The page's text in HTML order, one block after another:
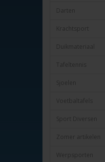
Darten
Krachtsport
Duikmateriaal
Tafeltennis
Sjoelen
Voetbaltafels
Sport Diversen
Zomer artikelen
Werpsporten